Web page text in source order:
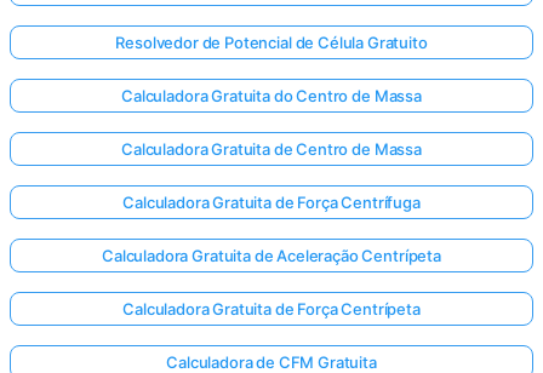
Resolvedor de Potencial de Célula Gratuito
Calculadora Gratuita do Centro de Massa
Calculadora Gratuita de Centro de Massa
Calculadora Gratuita de Força Centrífuga
Calculadora Gratuita de Aceleração Centrípeta
Calculadora Gratuita de Força Centrípeta
Calculadora de CFM Gratuita